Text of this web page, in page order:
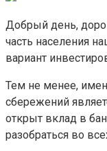
Добрый день,
часть населения
вариант
Тем не менее,
сбережений
открыт вклад в
разобраться во